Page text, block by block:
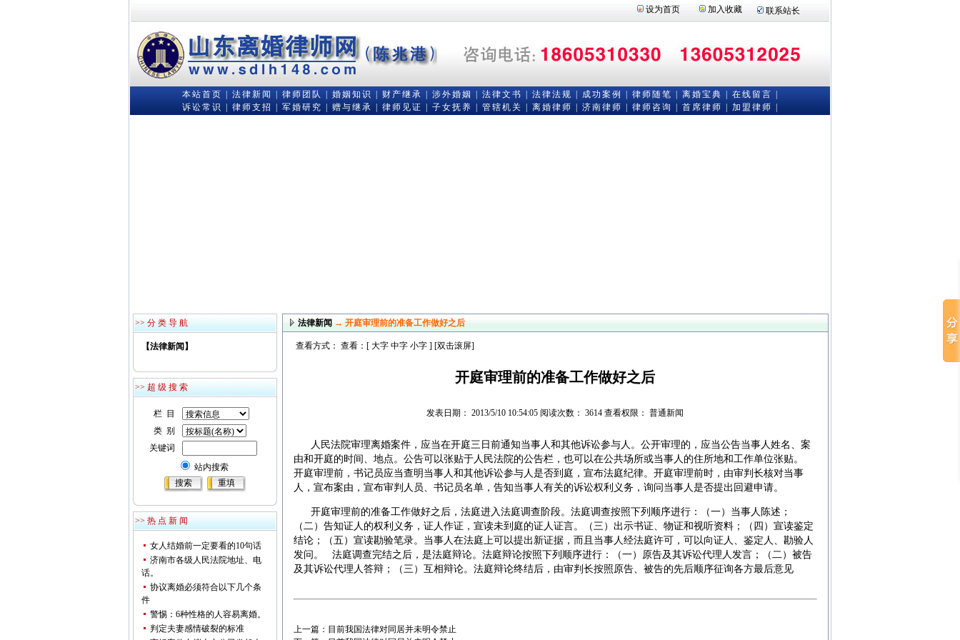
设为首页 加入收藏 联系站长
本站首页 法律新闻 律师团队 婚姻知识 财产继承 涉外婚姻 法律文书 法律法规 成功案例 律师随笔 离婚宝典 在线留言
诉讼常识
律师支招 军婚研究 赠与继承 律师见证 子女抚养 管辖机关 离婚律师 济南律师 律师咨询 首席律师 加盟律师 |
>> 分 类 导 航
【法律新闻】
>> 超 级 搜 索
栏 目
类 别
关键词
站内搜索
>> 热 点 新 闻
女人结婚前一定要看的10句话
济南市各级人民法院地址、电
话。
协议离婚必须符合以下几个条
件
警惕：6种性格的人容易离婚。
判定夫妻感情破裂的标准
法律新闻 → 开庭审理前的准备工作做好之后
查看方式： 查看：[ 大字 中字 小字] [双击滚屏]
开庭审理前的准备工作做好之后
发表日期： 2013/5/10 10:54:05 阅读次数： 3614 查看权限： 普通新闻
人民法院审理离婚案件，应当在开庭三日前通知当事人和其他诉讼参与人。公开审理的，应当公告当事人姓名、案
由和开庭的时间、地点。公告可以张贴于人民法院的公告栏，也可以在公共场所或当事人的住所地和工作单位张贴。
开庭审理前，书记员应当查明当事人和其他诉讼参与人是否到庭，宣布法庭纪律。开庭审理前时，由审判长核对当事
人，宣布案由，宣布审判人员、书记员名单，告知当事人有关的诉讼权利义务，询问当事人是否提出回避申请。
开庭审理前的准备工作做好之后，法庭进入法庭调查阶段。法庭调查按照下列顺序进行：（一）当事人陈述；
（二）告知证人的权利义务，证人作证，宣读未到庭的证人证言。（三）出示书证、物证和视听资料；（四）宣读鉴定
结论；（五）宣读勘验笔录。当事人在法庭上可以提出新证据，而且当事人经法庭许可，可以向证人、鉴定人、勘验人
发问。 法庭调查完结之后，是法庭辩论。法庭辩论按照下列顺序进行：（一）原告及其诉讼代理人发言；（二）被告
及其诉讼代理人答辩；（三）互相辩论。法庭辩论终结后，由审判长按照原告、被告的先后顺序征询各方最后意见
上一篇： 目前我国法律对同居并未明令禁止